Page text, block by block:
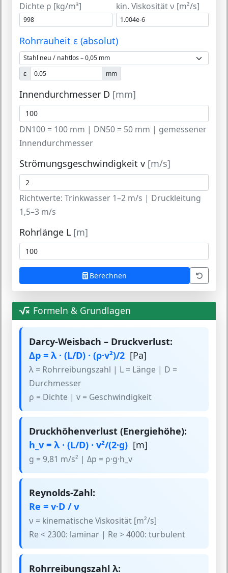
Dichte ρ [kg/m³] kin. Viskosität ν [m²/s]
Rohrrauheit ε (absolut)
ε mm
Innendurchmesser D [mm]
DN100 = 100 mm | DN50 = 50 mm | gemessener
Innendurchmesser
Strömungsgeschwindigkeit v [m/s]
Richtwerte: Trinkwasser 1–2 m/s | Druckleitung
1,5–3 m/s
Rohrlänge L [m]
Berechnen
Formeln & Grundlagen
Darcy-Weisbach – Druckverlust:
Δp = λ · (L/D) · (ρ·v²)/2 [Pa]
λ = Rohrreibungszahl | L = Länge | D =
Durchmesser
ρ = Dichte | v = Geschwindigkeit
Druckhöhenverlust (Energiehöhe):
h_v = λ · (L/D) · v²/(2·g) [m]
g = 9,81 m/s² | Δp = ρ·g·h_v
Reynolds-Zahl:
Re = v·D / ν
ν = kinematische Viskosität [m²/s]
Re < 2300: laminar | Re > 4000: turbulent
Rohrreibungszahl λ: